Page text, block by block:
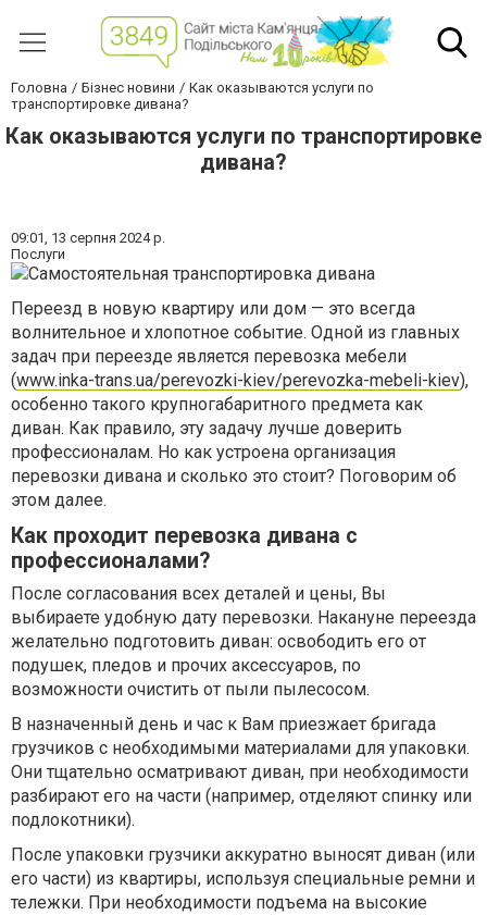
Головна Бізнес новини
Как оказываются услуги по
транспортировке дивана?
Как оказываются услуги по транспортировке
дивана?
09:01, 13 серпня 2024 р.
Послуги
Переезд в новую квартиру или дом — это всегда
волнительное и хлопотное событие. Одной из главных
задач при переезде является перевозка мебели
(www.inka-trans.ua/perevozki-kiev/perevozka-mebeli-kiev),
особенно такого крупногабаритного предмета как
диван. Как правило, эту задачу лучше доверить
профессионалам. Но как устроена организация
перевозки дивана и сколько это стоит? Поговорим об
этом далее.
Как проходит перевозка дивана с
профессионалами?
После согласования всех деталей и цены, Вы
выбираете удобную дату перевозки. Накануне переезда
желательно подготовить диван: освободить его от
подушек, пледов и прочих аксессуаров, по
возможности очистить от пыли пылесосом.
В назначенный день и час к Вам приезжает бригада
грузчиков с необходимыми материалами для упаковки.
Они тщательно осматривают диван, при необходимости
разбирают его на части (например, отделяют спинку или
подлокотники).
После упаковки грузчики аккуратно выносят диван (или
его части) из квартиры, используя специальные ремни и
тележки. При необходимости подъема на высокие